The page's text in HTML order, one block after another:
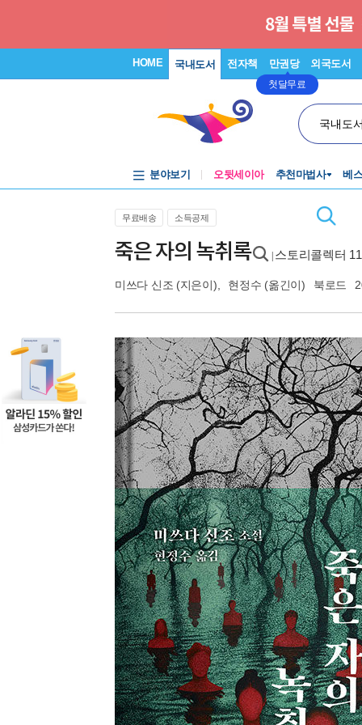
HOME 국내도서 전자책 만권당
첫달무료
외국도서
국내도
분야보기 오뒷세이아 추천마법사 베
무료배송 소득공제
죽은 자의 녹취록 스토리콜렉터
미쓰다 신조 (지은이), 현정수 (옮긴이) 북로드